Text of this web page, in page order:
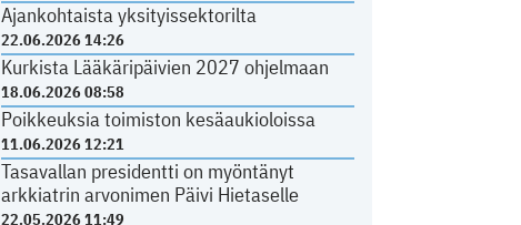
Ajankohtaista yksityissektorilta
22.06.2026 14:26
Kurkista Lääkäripäivien 2027 ohjelmaan
18.06.2026 08:58
Poikkeuksia toimiston kesäaukioloissa
11.06.2026 12:21
Tasavallan presidentti on myöntänyt
arkkiatrin arvonimen Päivi Hietaselle
22.05.2026 11:49